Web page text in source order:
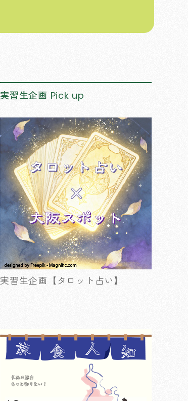
実習生企画 Pick up
実習生企画【タロット占い】